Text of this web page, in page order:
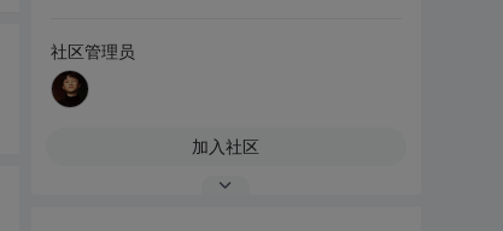
社区管理员
加入社区